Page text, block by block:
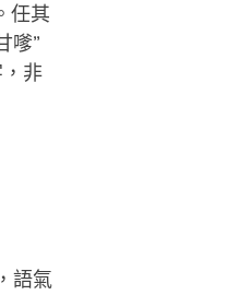
任其
嗲”
非
語氣